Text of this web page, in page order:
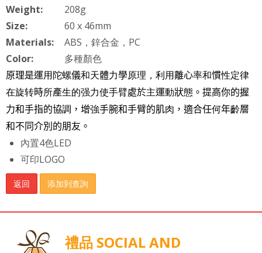
Weight:
208g
Size:
60 x 46mm
Materials:
ABS，鋅合金，PC
Color:
多種顏色
原理是運用陀螺儀和天體力學原理，利用離心率和慣性定律
在旋转時所產生的强力使手臂處於主運動狀態 。提高你的握
力和手指的協調 ，增強手腕和手臂的肌肉 ，適合任何年齡層
和不同介別的朋友。
內置4色LED
可印LOGO
返回 添加到查詢
禮品 SOCIAL AND